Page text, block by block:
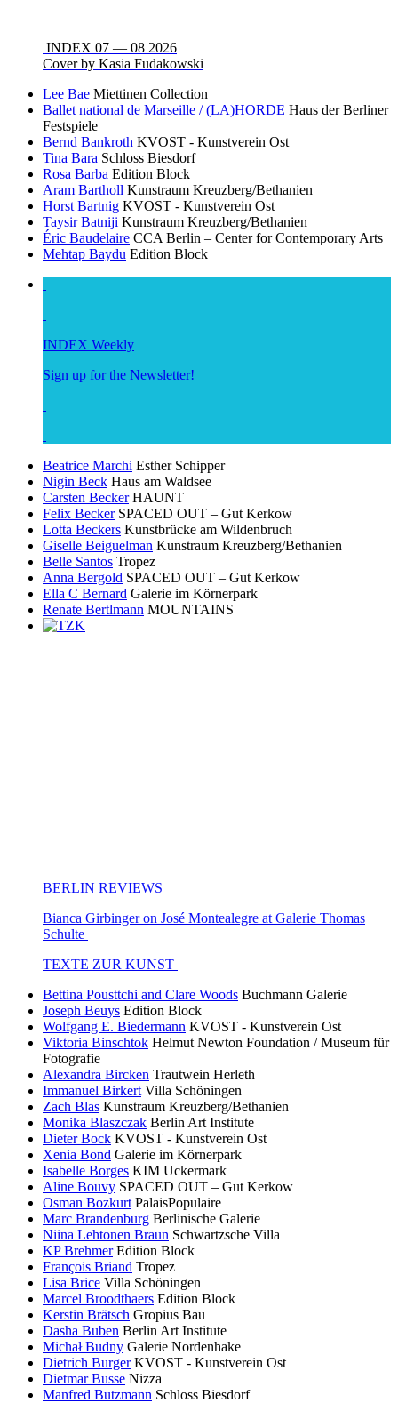
INDEX 07 — 08 2026
Cover by Kasia Fudakowski
Lee Bae Miettinen Collection
Ballet national de Marseille / (LA)HORDE Haus der Berliner
Festspiele
Bernd Bankroth KVOST - Kunstverein Ost
Tina Bara Schloss Biesdorf
Rosa Barba Edition Block
Aram Bartholl Kunstraum Kreuzberg/Bethanien
Horst Bartnig KVOST - Kunstverein Ost
Taysir Batniji Kunstraum Kreuzberg/Bethanien
Éric Baudelaire CCA Berlin – Center for Contemporary Arts
Mehtap Baydu Edition Block
INDEX Weekly
Sign up for the Newsletter!
Beatrice Marchi Esther Schipper
Nigin Beck Haus am Waldsee
Carsten Becker HAUNT
Felix Becker SPACED OUT – Gut Kerkow
Lotta Beckers Kunstbrücke am Wildenbruch
Giselle Beiguelman Kunstraum Kreuzberg/Bethanien
Belle Santos Tropez
Anna Bergold SPACED OUT – Gut Kerkow
Ella C Bernard Galerie im Körnerpark
Renate Bertlmann MOUNTAINS
BERLIN REVIEWS
Bianca Girbinger on José Montealegre at Galerie Thomas
Schulte
TEXTE ZUR KUNST
Bettina Pousttchi and Clare Woods Buchmann Galerie
Joseph Beuys Edition Block
Wolfgang E. Biedermann KVOST - Kunstverein Ost
Viktoria Binschtok Helmut Newton Foundation / Museum für
Fotografie
Alexandra Bircken Trautwein Herleth
Immanuel Birkert Villa Schöningen
Zach Blas Kunstraum Kreuzberg/Bethanien
Monika Blaszczak Berlin Art Institute
Dieter Bock KVOST - Kunstverein Ost
Xenia Bond Galerie im Körnerpark
Isabelle Borges KIM Uckermark
Aline Bouvy SPACED OUT – Gut Kerkow
Osman Bozkurt PalaisPopulaire
Marc Brandenburg Berlinische Galerie
Niina Lehtonen Braun Schwartzsche Villa
KP Brehmer Edition Block
François Briand Tropez
Lisa Brice Villa Schöningen
Marcel Broodthaers Edition Block
Kerstin Brätsch Gropius Bau
Dasha Buben Berlin Art Institute
Michał Budny Galerie Nordenhake
Dietrich Burger KVOST - Kunstverein Ost
Dietmar Busse Nizza
Manfred Butzmann Schloss Biesdorf